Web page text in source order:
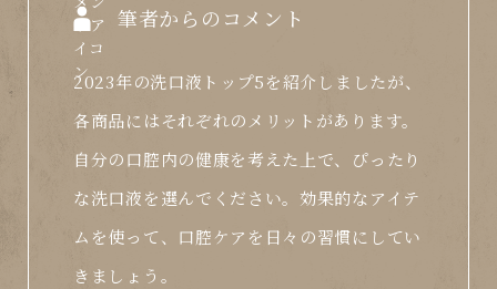
筆者からのコメント
2023年の洗口液トップ5を紹介しましたが、
各商品にはそれぞれのメリットがあります。
自分の口腔内の健康を考えた上で、ぴったり
な洗口液を選んでください。効果的なアイテ
ムを使って、口腔ケアを日々の習慣にしてい
きましょう。